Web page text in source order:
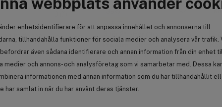
enhetsidentifierare för att anpassa innehållet och annonserna till
tillhandahålla funktioner för sociala medier och analysera vår trafik.
även sådana identifierare och annan information från din enhet
medier och annons- och analysföretag som vi samarbetar med. Dessa
informationen med annan information som du har tillhandahållit
har samlat in när du har använt deras tjänster.
-35%
brukt denne
Anmäl